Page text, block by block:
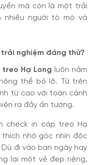
mà còn là một trải
nhiều người tò mò và
nghiệm đáng thử?
treo Hạ Long luôn nằm
thể bỏ lỡ. Từ trên
từ cao với toàn cảnh
ra đầy ấn tượng.
check in cáp treo Hạ
nhờ góc nhìn độc
đi vào ban ngày hay
lại một vẻ đẹp riêng,